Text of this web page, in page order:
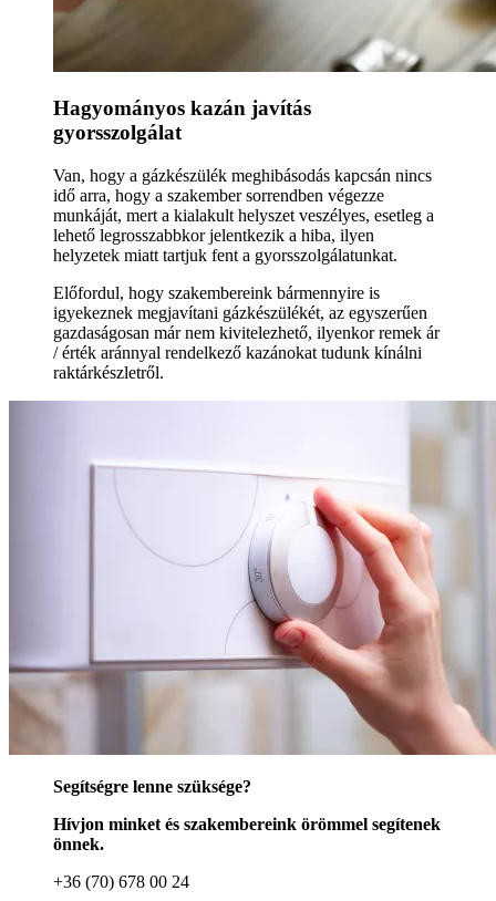
Hagyományos kazán javítás
gyorsszolgálat
Van, hogy a gázkészülék meghibásodás kapcsán nincs
idő arra, hogy a szakember sorrendben végezze
munkáját, mert a kialakult helyszet veszélyes, esetleg a
lehető legrosszabbkor jelentkezik a hiba, ilyen
helyzetek miatt tartjuk fent a gyorsszolgálatunkat.
Előfordul, hogy szakembereink bármennyire is
igyekeznek megjavítani gázkészülékét, az egyszerűen
gazdaságosan már nem kivitelezhető, ilyenkor remek ár
/ érték aránnyal rendelkező kazánokat tudunk kínálni
raktárkészletről.
Segítségre lenne szüksége?
Hívjon minket és szakembereink örömmel segítenek
önnek.
+36 (70) 678 00 24